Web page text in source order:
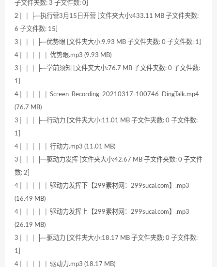
子文件夹数: 3 子文件数: 0]
2│ │ ├─执行营3月15日开营 [文件夹大小:433.11 MB 子文件夹数:
6 子文件数: 15]
3│ │ │ ├─优势眼 [文件夹大小:9.93 MB 子文件夹数: 0 子文件数: 1]
4│ │ │ │ │ 优势眼.mp3 (9.93 MB)
3│ │ │ ├─学前须知 [文件夹大小:76.7 MB 子文件夹数: 0 子文件数:
1]
4│ │ │ │ │ Screen_Recording_20210317-100746_DingTalk.mp4
(76.7 MB)
3│ │ │ ├─行动力 [文件夹大小:11.01 MB 子文件夹数: 0 子文件数:
1]
4│ │ │ │ │ 行动力.mp3 (11.01 MB)
3│ │ │ ├─驱动力发挥 [文件夹大小:42.67 MB 子文件夹数: 0 子文件
数: 2]
4│ │ │ │ │ 驱动力发挥下【299素材网：299sucai.com】.mp3
(16.49 MB)
4│ │ │ │ │ 驱动力发挥上【299素材网：299sucai.com】.mp3
(26.19 MB)
3│ │ │ ├─驱动力 [文件夹大小:18.17 MB 子文件夹数: 0 子文件数:
1]
4│ │ │ │ │ 驱动力.mp3 (18.17 MB)